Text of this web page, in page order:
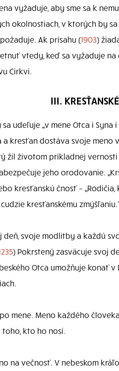
vyžaduje, aby sme sa k
okolnostiach, v ktorých by
Ak prísahu (1903)
vtedy, keď sa vyžaduje
Cirkvi.
III.
sa udeľuje „v mene Otca i Syna
kresťan dostáva svoje meno
žil životom príkladnej
jeho orodovanie.
kresťanskú čnosť –
kresťanskému
deň, svoje modlitby a každú
) Pokrstený zasväcuje svoj
Otca umožňuje konať v
mene. Meno každého
kto ho nosí.
na večnosť. V nebeskom